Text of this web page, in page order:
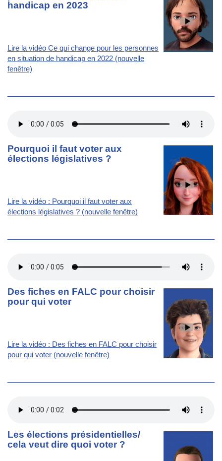
handicap en 2023
Lire la vidéo Ce qui change pour les personnes
en situation de handicap en 2022 (nouvelle
fenêtre)
Pourquoi il faut voter aux
élections législatives ?
Lire la vidéo : Pourquoi il faut voter aux
élections législatives ? (nouvelle fenêtre)
Des fiches en FALC pour choisir
pour qui voter
Lire la vidéo : Des fiches en FALC pour choisir
pour qui voter (nouvelle fenêtre)
Les élections présidentielles/
cela veut dire quoi voter ?